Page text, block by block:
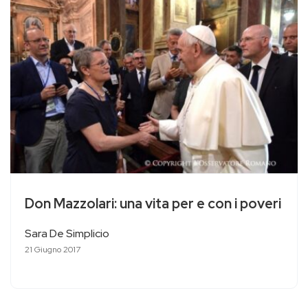
Don Mazzolari: una vita per e con i poveri
Sara De Simplicio
21 Giugno 2017